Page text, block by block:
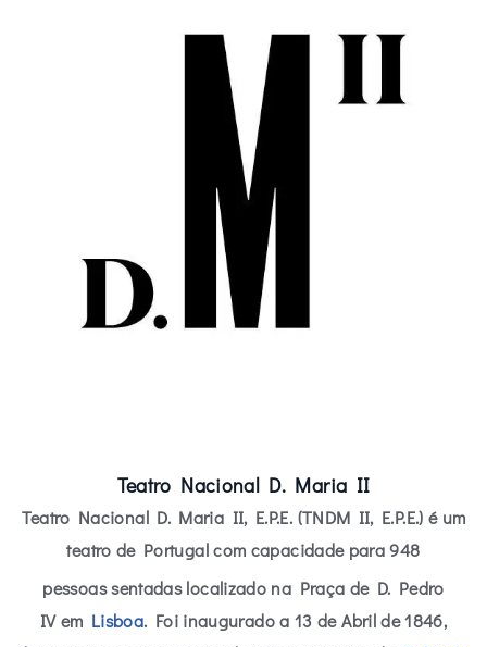
Teatro Nacional D. Maria II
Teatro Nacional D. Maria II, E.P.E. (TNDM II, E.P.E.) é um
teatro de Portugal com capacidade para 948
pessoassentadas localizado na Praça de D. Pedro
IV em Lisboa. Foi inaugurado a 13 de Abril de 1846,